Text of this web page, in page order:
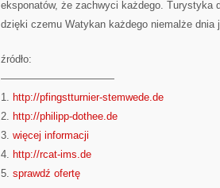
eksponatów, że zachwyci każdego. Turystyka
dzięki czemu Watykan każdego niemalże dnia
źródło:
———————————
1. http://pfingstturnier-stemwede.de
2. http://philipp-dothee.de
3. więcej informacji
4. http://rcat-ims.de
5. sprawdź ofertę